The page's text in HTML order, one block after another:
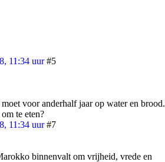
11:34 uur #5
voor anderhalf jaar op water en brood.
te eten?
11:34 uur #7
binnenvalt om vrijheid, vrede en